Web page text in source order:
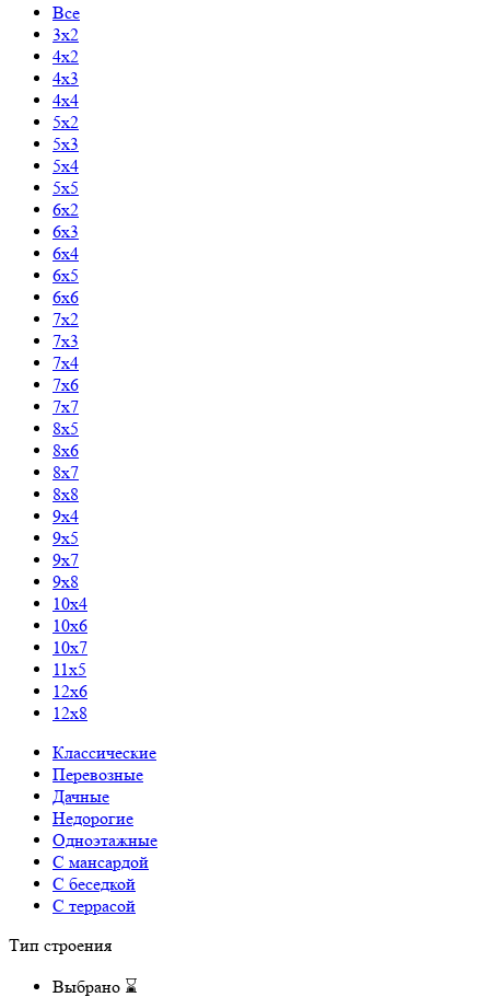
Все
3x2
4x2
4x3
4x4
5x2
5x3
5x4
5x5
6x2
6x3
6x4
6x5
6x6
7x2
7x3
7x4
7x6
7x7
8x5
8x6
8x7
8x8
9x4
9x5
9x7
9x8
10x4
10x6
10x7
11x5
12x6
12x8
Классические
Перевозные
Дачные
Недорогие
Одноэтажные
С мансардой
С беседкой
С террасой
Тип строения
Выбрано ⌛